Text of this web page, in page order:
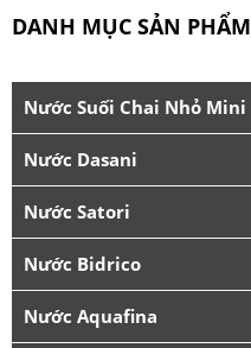
DANH MỤC SẢN PHẨM
Nước Suối Chai Nhỏ Mini
Nước Dasani
Nước Satori
Nước Bidrico
Nước Aquafina